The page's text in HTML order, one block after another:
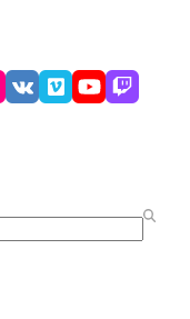
VKVimeoYouTube